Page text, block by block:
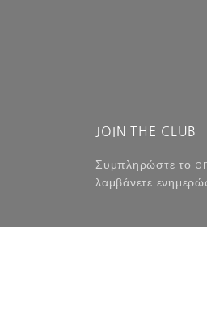
JOIN THE CLUB
Συμπληρώστε το
λαμβάνετε